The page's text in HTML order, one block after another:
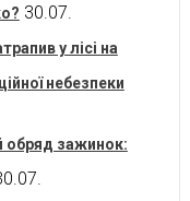
30.07.
у лісі на
небезпеки
обряд зажинок: